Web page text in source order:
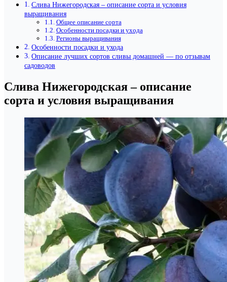
Слива Нижегородская – описание сорта и условия
выращивания
Общее описание сорта
Особенности посадки и ухода
Регионы выращивания
Особенности посадки и ухода
Описание лучших сортов сливы домашней — по отзывам
садоводов
Слива Нижегородская – описание
сорта и условия выращивания